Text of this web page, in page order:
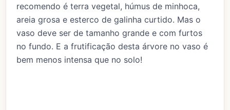
recomendo é terra vegetal, húmus de minhoca,
areia grosa e esterco de galinha curtido. Mas o
vaso deve ser de tamanho grande e com furtos
no fundo. E a frutificação desta árvore no vaso é
bem menos intensa que no solo!